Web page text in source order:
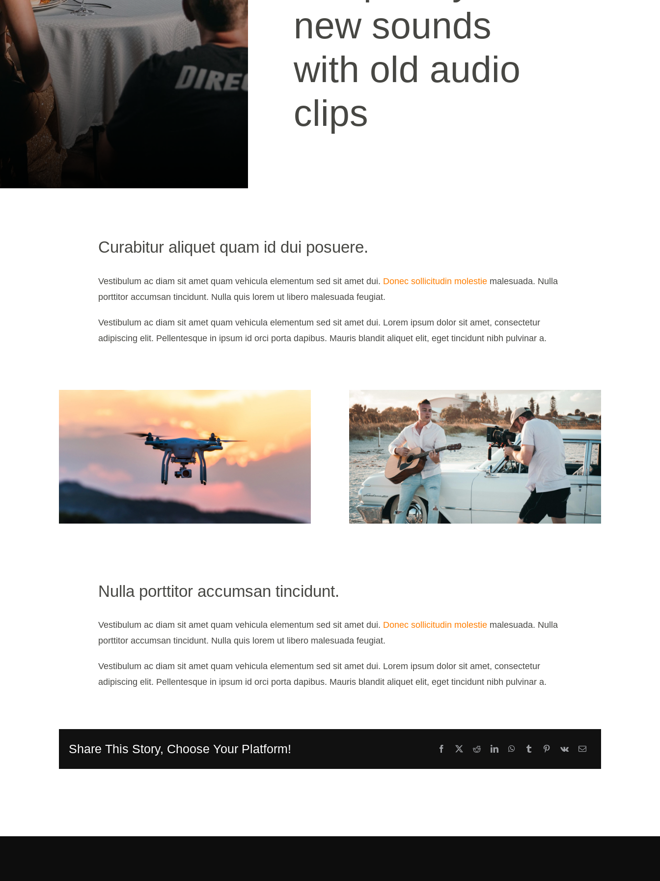
new sounds
with old audio
clips
Curabitur aliquet quam id dui posuere.
Vestibulum ac diam sit amet quam vehicula elementum sed sit amet dui. Donec sollicitudin molestie malesuada. Nulla
porttitor accumsan tincidunt. Nulla quis lorem ut libero malesuada feugiat.
Vestibulum ac diam sit amet quam vehicula elementum sed sit amet dui. Lorem ipsum dolor sit amet, consectetur
adipiscing elit. Pellentesque in ipsum id orci porta dapibus. Mauris blandit aliquet elit, eget tincidunt nibh pulvinar a.
Nulla porttitor accumsan tincidunt.
Vestibulum ac diam sit amet quam vehicula elementum sed sit amet dui. Donec sollicitudin molestie malesuada. Nulla
porttitor accumsan tincidunt. Nulla quis lorem ut libero malesuada feugiat.
Vestibulum ac diam sit amet quam vehicula elementum sed sit amet dui. Lorem ipsum dolor sit amet, consectetur
adipiscing elit. Pellentesque in ipsum id orci porta dapibus. Mauris blandit aliquet elit, eget tincidunt nibh pulvinar a.
Share This Story, Choose Your Platform!